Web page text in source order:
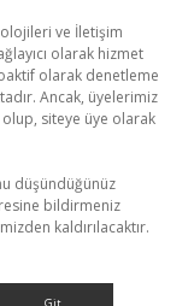
ve İletişim
olarak hizmet
olarak denetleme
Ancak, üyelerimiz
olup, siteye üye olarak
düşündüğünüz
bildirmeniz
kaldırılacaktır.